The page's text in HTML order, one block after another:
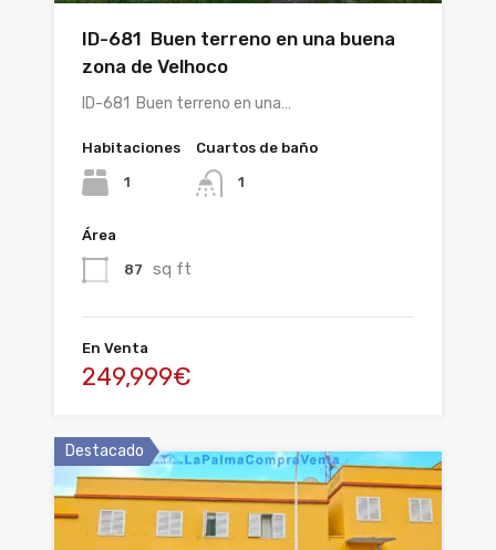
ID-681 Buen terreno en una buena
zona de Velhoco
ID-681 Buen terreno en una…
Habitaciones
1
Cuartos de baño
1
Área
87 sq ft
En Venta
249,999€
Destacado